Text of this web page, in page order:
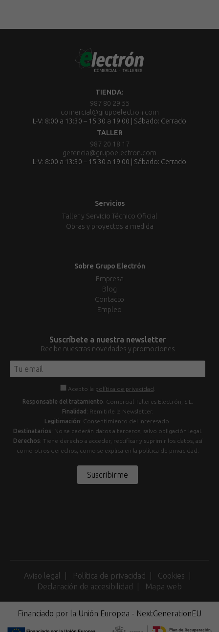
TIENDA:
987 80 29 55
comercial@grupoelectron.com
L-V: 8:00 a 13:30 – 15:30 a 19:00 | Sábado: Cerrado
TALLER
987 20 18 17
gerencia@grupoelectron.com
L-V: 8:00 a 13:30 – 15:30 a 19:00 | Sábado: Cerrado
Servicios
Taller y Servicio Técnico Oficial
Obras y proyectos a medida
Sobre Grupo Electrón
Empresa
Blog
Contacto
Empleo
Suscríbete a nuestra newsletter
Recibe nuestras novedades y promociones
Acepto la política de privacidad
Responsable del tratamiento: Comercial Talleres Electrón, S.L.
Finalidad : Remitirle la Newsletter.
Legitimación: Consentimiento del interesado.
Destinatarios: No se cederán datos a terceros, salvo obligación legal.
Derechos: Tiene derecho a acceder, rectificar y suprimir los datos, así
como otros derechos, como se explica en la política de privacidad.
Suscribirme
Aviso legal Política de privacidad
Cookies
Declaración de accesibilidad
Mapa web
Financiado por la Unión Europea - NextGenerationEU